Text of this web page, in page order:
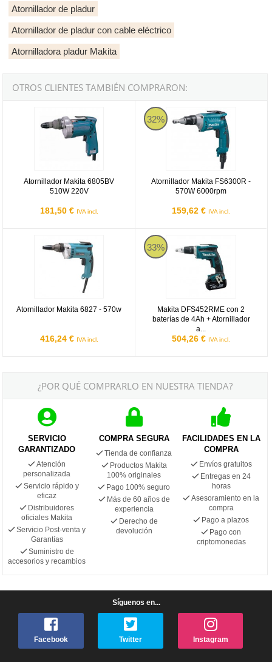
Atornillador de pladur
Atornillador de pladur con cable eléctrico
Atornilladora pladur Makita
OTROS CLIENTES TAMBIÉN COMPRARON:
Atornillador Makita 6805BV
510W 220V
181,50 € IVA incl.
Atornillador Makita 6805BV 510W 220V
32%
Atornillador Makita FS6300R -
570W 6000rpm
159,62 € IVA incl.
Atornillador Makita FS6300R -
Atornillador Makita 6827 - 570w
416,24 € IVA incl.
33%
Makita DFS452RME con 2
baterías de 4Ah + Atornillador
a...
504,26 € IVA incl.
Makita DFS452RME con 2
¿POR QUÉ COMPRARLO EN NUESTRA TIENDA?
SERVICIO
GARANTIZADO
Atención
personalizada
Servicio rápido y
eficaz
Distribuidores
oficiales Makita
Servicio Post-venta y
Garantías
Suministro de
accesorios y recambios
COMPRA SEGURA
Tienda de confianza
Productos Makita
100% originales
Pago 100% seguro
Más de 60 años de
experiencia
Derecho de
devolución
FACILIDADES EN LA
COMPRA
Envíos gratuitos
Entregas en 24
horas
Asesoramiento en la
compra
Pago a plazos
Pago con
criptomonedas
Síguenos en...
Facebook Twitter Instagram